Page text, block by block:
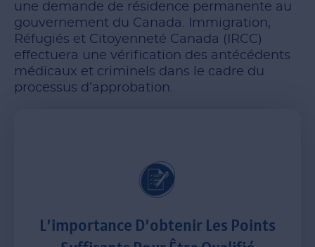
une demande de résidence permanente au
gouvernement du Canada. Immigration,
Réfugiés et Citoyenneté Canada (IRCC)
effectuera une vérification des antécédents
médicaux et criminels dans le cadre du
processus d’approbation.
L’importance D’obtenir Les Points